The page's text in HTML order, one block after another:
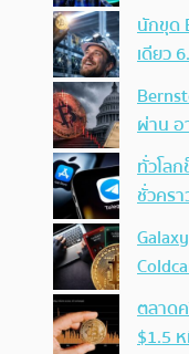
นักขุด
เดียว
ผ่าน อ
ทั่วโล
ชั่วคร
ตลาด
$1.5